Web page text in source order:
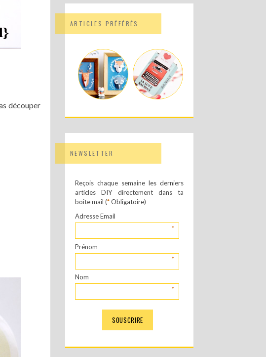
découper
ARTICLES PRÉFÉRÉS
NEWSLETTER
Reçois chaque semaine les derniers
articles DIY directement dans ta
boite mail (*Obligatoire)
Adresse Email
*
Prénom
*
Nom
*